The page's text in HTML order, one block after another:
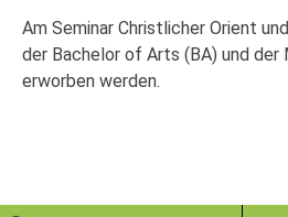
Am Seminar Christlicher Orient
der Bachelor of Arts (BA) und
erworben werden.